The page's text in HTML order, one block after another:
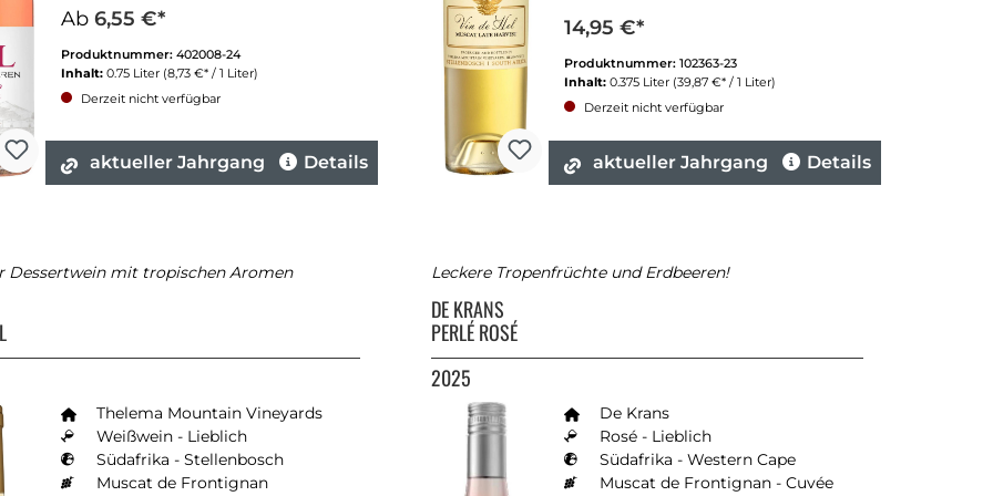
Ab 6,55 €*
Produktnummer: 402008-24
Inhalt: 0.75 Liter (8,73 €* / 1 Liter)
Derzeit nicht verfügbar
aktueller Jahrgang Details
14,95 €*
Produktnummer: 102363-23
Inhalt: 0.375 Liter (39,87 €* / 1 Liter)
Derzeit nicht verfügbar
aktueller Jahrgang Details
Dessertwein mit tropischen Aromen
Thelema Mountain Vineyards
Weißwein - Lieblich
Südafrika - Stellenbosch
Muscat de Frontignan
Leckere Tropenfrüchte und Erdbeeren!
DE KRANS
PERLÉ ROSÉ
2025
De Krans
Rosé - Lieblich
Südafrika - Western Cape
Muscat de Frontignan - Cuvée